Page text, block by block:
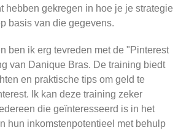
hebben gekregen in hoe je je strategie
basis van die gegevens.
ben ik erg tevreden met de "Pinterest
van Danique Bras. De training biedt
en praktische tips om geld te
Ik kan deze training zeker
die geïnteresseerd is in het
hun inkomstenpotentieel met behulp